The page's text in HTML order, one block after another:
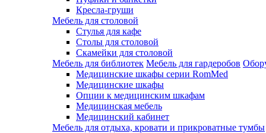
Кресла-груши
Мебель для столовой
Cтулья для кафе
Cтолы для столовой
Скамейки для столовой
Мебель для библиотек Мебель для гардеробов
Медицинские шкафы серии RomMed
Медицинские шкафы
Опции к медицинским шкафам
Медицинская мебель
Медицинский кабинет
Мебель для отдыха, кровати и прикроватные тумбы